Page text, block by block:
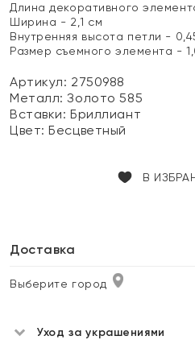
Длина декоративного
Ширина - 2,1 см
Внутренняя высота петли -
Размер съемного элемента -
Артикул: 2750988
Металл:Золото 585
Вставки:Бриллиант
Цвет:Бесцветный
В
Доставка
Выберите город
Уход за украшениями